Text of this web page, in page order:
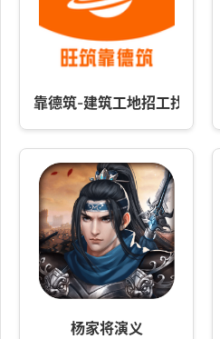
靠德筑-建筑工地招工找活软件
杨家将演义